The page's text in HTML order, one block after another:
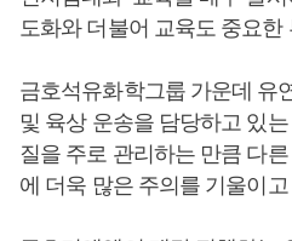
도화와 더불어 교육도 중요한
금호석유화학그룹 가운데 유
및 육상 운송을 담당하고 있
질을 주로 관리하는 만큼 다
에 더욱 많은 주의를 기울이